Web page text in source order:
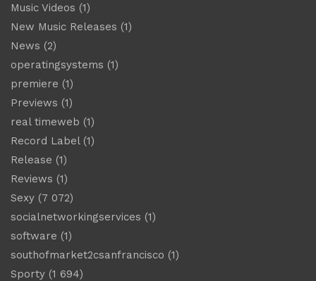
Music Videos (1)
New Music Releases (1)
News (2)
operatingsystems (1)
premiere (1)
Previews (1)
real timeweb (1)
Record Label(1)
Release (1)
Reviews (1)
Sexy (7 072)
socialnetworkingservices (1)
software (1)
southofmarket2csanfrancisco (1)
Sporty (1 694)